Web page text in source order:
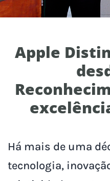
Apple
Há mais de uma
tecnologia,